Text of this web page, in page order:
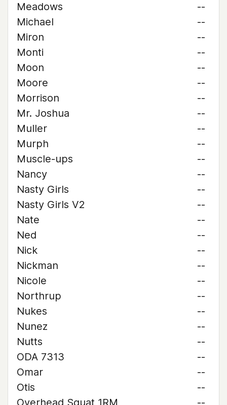
Meadows
--
Michael
--
Miron
--
Monti
--
Moon
--
Moore
--
Morrison
--
Mr. Joshua
--
Muller
--
Murph
--
Muscle-ups
--
Nancy
--
Nasty Girls
--
Nasty Girls V2
--
Nate
--
Ned
--
Nick
--
Nickman
--
Nicole
--
Northrup
--
Nukes
--
Nunez
--
Nutts
--
ODA 7313
--
Omar
--
Otis
--
Overhead Squat 1RM
--